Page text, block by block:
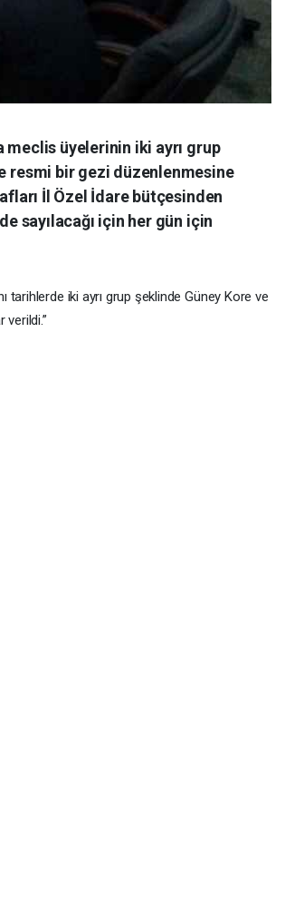
meclis üyelerinin iki ayrı grup
resmi bir gezi düzenlenmesine
İl Özel İdare bütçesinden
sayılacağı için her gün için
tarihlerde iki ayrı grup şeklinde Güney Kore ve